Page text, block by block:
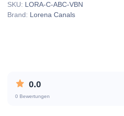
SKU: LORA-C-ABC-VBN
Brand: Lorena Canals
0.0
0 Bewertungen